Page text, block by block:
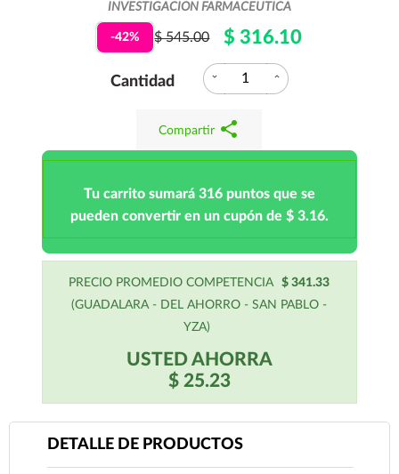
INVESTIGACION FARMACEUTICA
-42% $ 545.00 $ 316.10
Cantidad expand_more expand_less
Compartir share
Tu carrito sumará 316 puntos que se
pueden convertir en un cupón de $ 3.16.
PRECIO PROMEDIO COMPETENCIA
$ 341.33
(GUADALARA - DEL AHORRO - SAN PABLO -
YZA)
USTED AHORRA
$ 25.23
DETALLE DE PRODUCTOS